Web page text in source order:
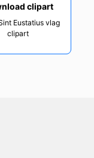
clipart
Eustatius vlag
clipart